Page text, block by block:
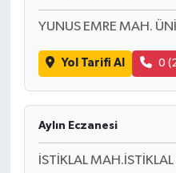
YUNUS EMRE MAH.
Yol Tarifi Al 0
Aylın Eczanesi
İSTİKLAL